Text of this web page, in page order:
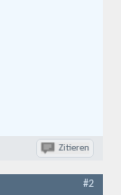
Zitieren
#2